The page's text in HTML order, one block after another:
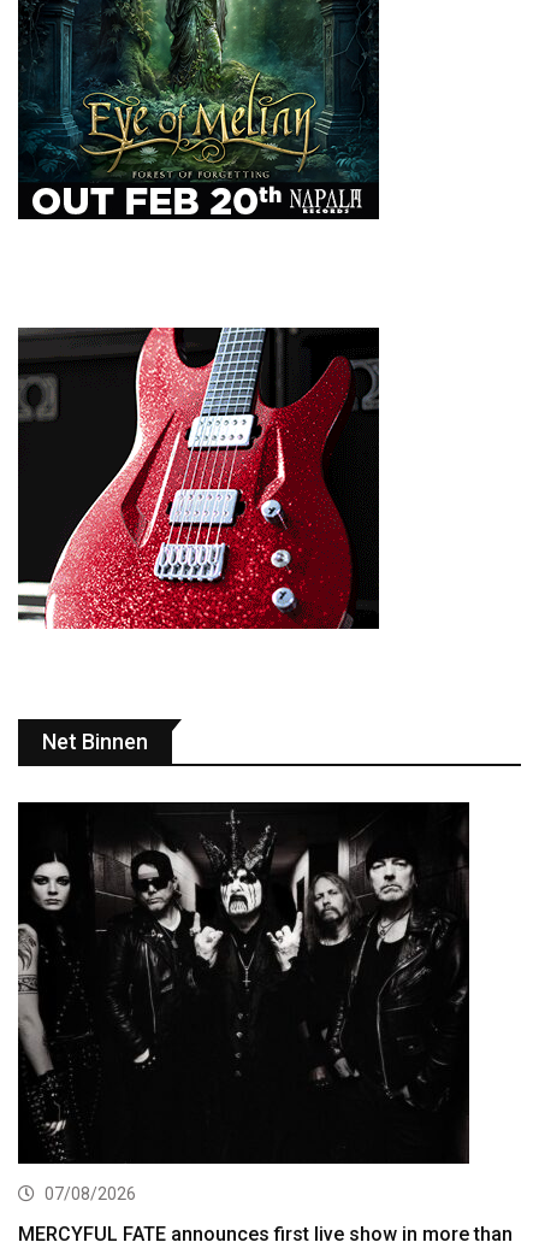
Net Binnen
07/08/2026
MERCYFUL FATE announces first live show in more than